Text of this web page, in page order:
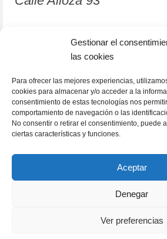
Gestionar el
las cookies
Para ofrecer las mejores experiencias,
cookies para almacenar y/o acceder a la
consentimiento de estas tecnologías nos
comportamiento de navegación o las
No consentir o retirar el consentimiento, puede
ciertas características y funciones.
Aceptar
Denegar
Ver preferencias
12001 Castellón de la
964 81 37 63
Política de cookies (UE)